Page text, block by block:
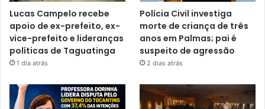
Lucas Campelo recebe
apoio de ex-prefeito, ex-
vice-prefeito e lideranças
políticas de Taguatinga
1 dia atrás
Polícia Civil investiga
morte de criança de três
anos em Palmas; pai é
suspeito de agressão
2 dias atrás